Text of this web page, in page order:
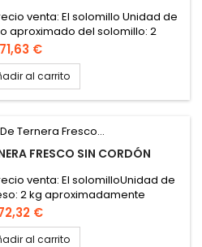
venta: El solomillo Unidad de
aproximado del solomillo: 2
Precio
71,63 €
al carrito
FRESCO SIN CORDÓN
venta: El solomilloUnidad de
2 kg aproximadamente
€
al carrito